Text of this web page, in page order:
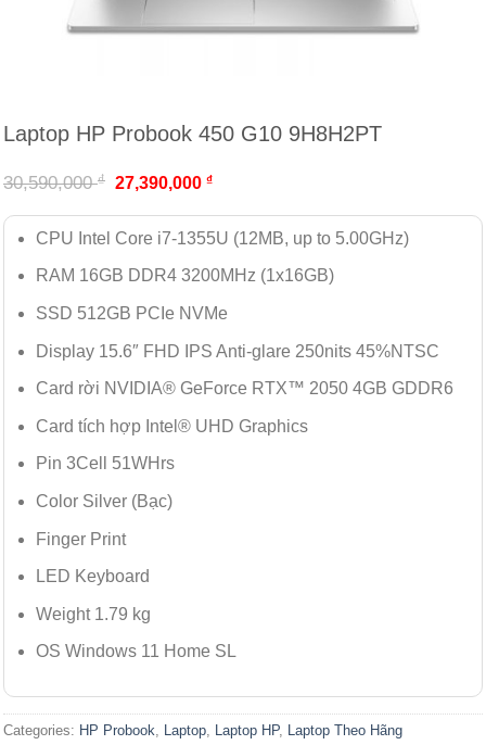
Laptop HP Probook 450 G10 9H8H2PT
30,590,000₫ 27,390,000₫
CPU Intel Core i7-1355U (12MB, up to 5.00GHz)
RAM 16GB DDR4 3200MHz (1x16GB)
SSD 512GB PCIe NVMe
Display 15.6″ FHD IPS Anti-glare 250nits 45%NTSC
Card rời NVIDIA® GeForce RTX™ 2050 4GB GDDR6
Card tích hợp Intel® UHD Graphics
Pin 3Cell 51WHrs
Color Silver (Bạc)
Finger Print
LED Keyboard
Weight 1.79 kg
OS Windows 11 Home SL
Categories: HP Probook, Laptop, Laptop HP, Laptop Theo Hãng